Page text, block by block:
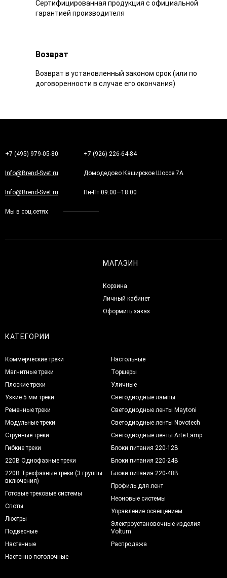
Сертифицированная продукция с официальной
гарантией производителя
Возврат
Возврат в установленный законом срок (или по
договоренности в случае его окончания)
+7 (495) 979-05-80 +7 (926) 226-64-84
Info@Brend-Svet.ru Домодедово Каширское Шоссе 7А
Info@Brend-Svet.ru Пн-Пт 09:00—18:00
Мы в соц.сетях
МАГАЗИН
Корзина
Личный кабинет
Оформить заказ
КАТЕГОРИИ
Коммерческие треки
Магнитные треки
Плоские треки
Узкие 5 мм треки
Ременные треки
Модульные треки
Струнные треки
Гибкие треки
220В Однофазные треки
220В Трехфазные треки (3 группы
включения)
Готовые трековые системы
Споты
Люстры
Подвесные
Настенные
Настенно-потолочные
Настольные
Торшеры
Уличные
Светодиодные лампы
Светодиодные ленты Maytoni
Светодиодные ленты Novotech
Светодиодные ленты Arte Lamp
Блоки питания 220-12В
Блоки питания 220-24В
Блоки питания 220-48В
Профиль для лент
Неоновые системы
Управление освещением
Электроустановочные изделия
Voltum
Распродажа